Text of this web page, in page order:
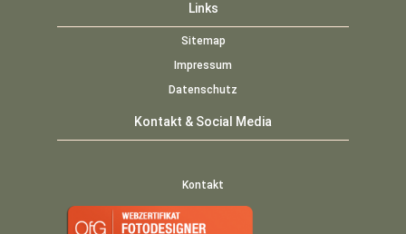
Links
Sitemap
Impressum
Datenschutz
Kontakt & Social Media
Kontakt